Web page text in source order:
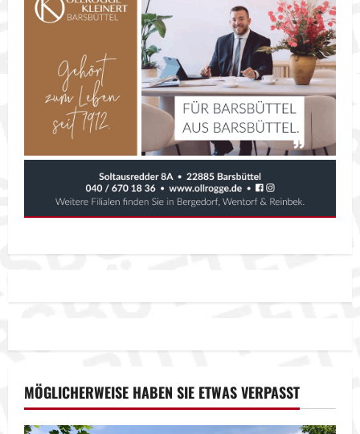
MÖGLICHERWEISE HABEN SIE ETWAS VERPASST